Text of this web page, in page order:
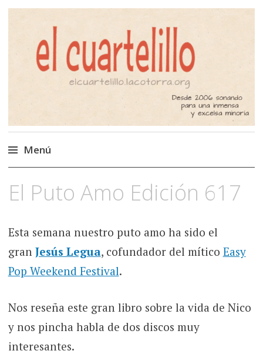
El Cuartelillo
Programa de radio de música
independiente. Podcast
Menú
al
El Puto Amo Edición 617
Esta semana nuestro puto amo ha sido el
gran Jesús Legua, cofundador del mítico Easy
Pop Weekend Festival.
Nos reseña este gran libro sobre la vida de Nico
y nos pincha habla de dos discos muy
interesantes.